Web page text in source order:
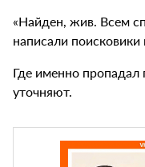
«Найден, жив. Всем
написали
Где именно
уточняют.